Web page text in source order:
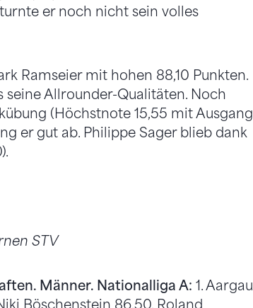
er noch nicht sein volles
Ramseier mit hohen 88,10 Punkten.
seine Allrounder-Qualitäten. Noch
(Höchstnote 15,55 mit Ausgang
er gut ab. Philippe Sager blieb dank
STV
Männer. Nationalliga A: 1. Aargau